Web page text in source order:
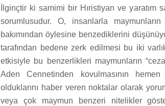
İlginçtir ki samimi bir Hıristiyan ve
sorumlusudur. O, insanlarla
bakımından öylesine benzediklerini
tarafından bedene zerk edilmesi bu iki
etkisiyle bu benzerlikleri maymunların
Aden Cennetinden kovulmasının
olduklarını haber veren noktalar olarak
veya çok maymun benzeri nitelikler